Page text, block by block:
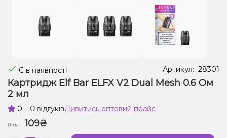
Є в наявності Артикул: 28301
Картридж Elf Bar ELFX V2 Dual Mesh 0.6 Ом
2 мл
0 0 відгуківДивитись оптовий прайс
Ціна: 109₴